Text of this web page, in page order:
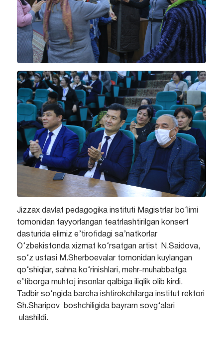
Jizzax davlat pedagogika instituti Magistrlar bo‘limi
tomonidan tayyorlangan teatrlashtirilgan konsert
dasturida elimiz e’tirofidagi sa’natkorlar
O‘zbekistonda xizmat ko‘rsatgan artist N.Saidova,
so‘z ustasi M.Sherboevalar tomonidan kuylangan
qo‘shiqlar, sahna ko‘rinishlari, mehr-muhabbatga
e’tiborga muhtoj insonlar qalbiga iliqlik olib kirdi.
Tadbir so‘ngida barcha ishtirokchilarga institut rektori
Sh.Sharipov boshchiligida bayram sovg‘alari
ulashildi.